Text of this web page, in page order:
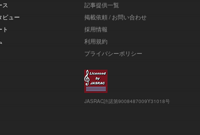
ス
ビュー
ト
記事提供一覧
掲載依頼 / お問い合わせ
採用情報
利用規約
プライバシーポリシー
JASRAC許諾第9008487009Y31018号